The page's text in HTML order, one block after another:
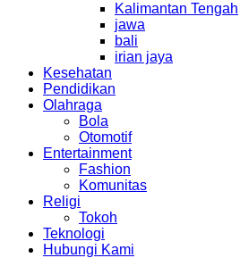
Kalimantan Tengah
jawa
bali
irian jaya
Kesehatan
Pendidikan
Olahraga
Bola
Otomotif
Entertainment
Fashion
Komunitas
Religi
Tokoh
Teknologi
Hubungi Kami